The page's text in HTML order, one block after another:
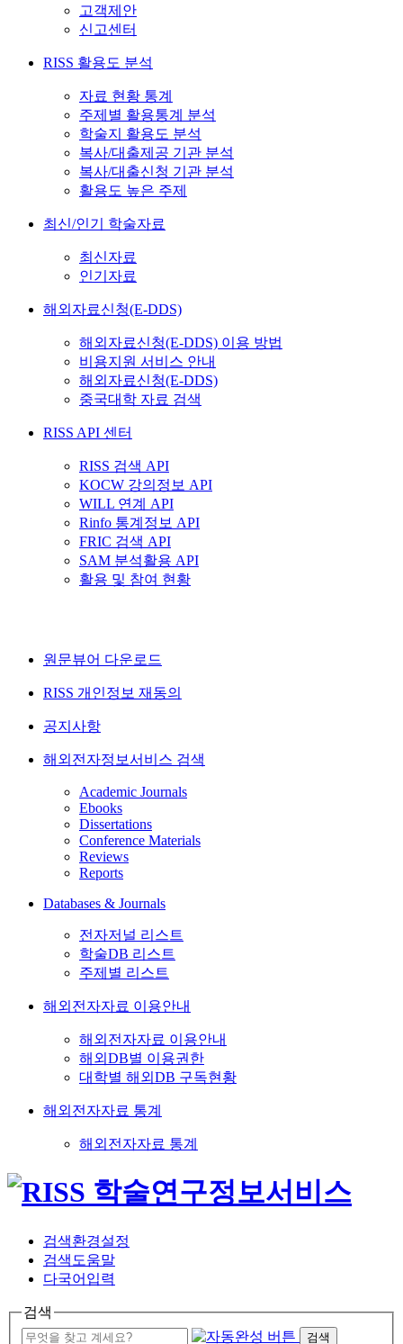
고객제안
신고센터
RISS 활용도 분석
자료 현황 통계
주제별 활용통계 분석
학술지 활용도 분석
복사/대출제공 기관 분석
복사/대출신청 기관 분석
활용도 높은 주제
최신/인기 학술자료
최신자료
인기자료
해외자료신청(E-DDS)
해외자료신청(E-DDS) 이용 방법
비용지원 서비스 안내
해외자료신청(E-DDS)
중국대학 자료 검색
RISS API 센터
RISS 검색 API
KOCW 강의정보 API
WILL 연계 API
Rinfo 통계정보 API
FRIC 검색 API
SAM 분석활용 API
활용 및 참여 현황
원문뷰어 다운로드
RISS 개인정보 재동의
공지사항
해외전자정보서비스 검색
Academic Journals
Ebooks
Dissertations
Conference Materials
Reviews
Reports
Databases & Journals
전자저널 리스트
학술DB 리스트
주제별 리스트
해외전자자료 이용안내
해외전자자료 이용안내
해외DB별 이용권한
대학별 해외DB 구독현황
해외전자자료 통계
해외전자자료 통계
검색환경설정
검색도움말
다국어입력
검색
검색